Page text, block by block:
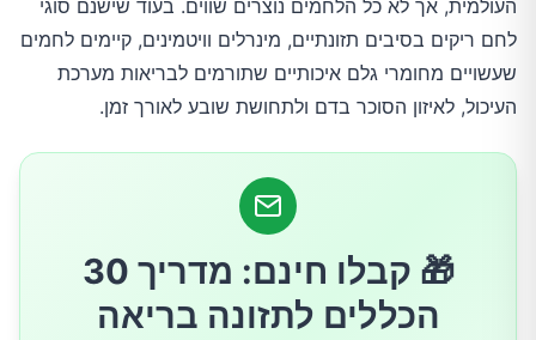
קריאת תווית תזונתית
לחם מחיטה מלאה
לחם שיפון מלא
לחם כוסמין מלא
העולמית, אך לא כל הלחמים נוצרים שווים. בעוד שישנם סוגי
לחם ריקים בסיבים תזונתיים, מינרלים וויטמינים, קיימים לחמים
שעשויים מחומרי גלם איכותיים שתורמים לבריאות מערכת
העיכול, לאיזון הסוכר בדם ולתחושת שובע לאורך זמן.
🎁 קבלו חינם: מדריך 30
הכללים לתזונה בריאה